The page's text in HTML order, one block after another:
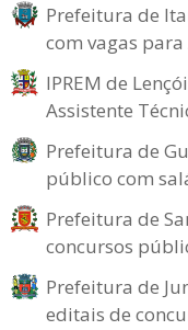
Prefeitura de
com vagas
IPREM de
Assistente
Prefeitura de
público com
Prefeitura de
concursos
Prefeitura de
editais de